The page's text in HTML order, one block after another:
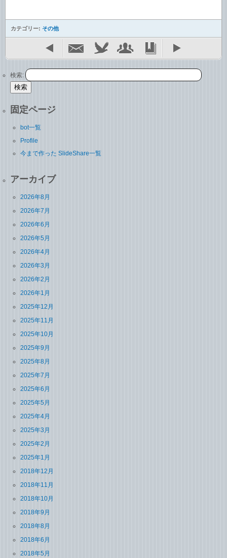
カテゴリー: その他
検索:
固定ページ
bot一覧
Profile
今まで作った SlideShare一覧
アーカイブ
2026年8月
2026年7月
2026年6月
2026年5月
2026年4月
2026年3月
2026年2月
2026年1月
2025年12月
2025年11月
2025年10月
2025年9月
2025年8月
2025年7月
2025年6月
2025年5月
2025年4月
2025年3月
2025年2月
2025年1月
2018年12月
2018年11月
2018年10月
2018年9月
2018年8月
2018年6月
2018年5月